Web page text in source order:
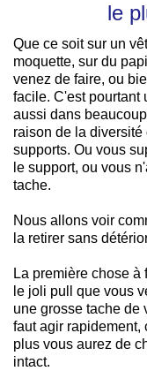
le
Que ce soit sur un
moquette, sur du
venez de faire, ou
facile. C'est pourtant
aussi dans
raison de la
supports. Ou vous
le support, ou vous
tache.
Nous allons voir
la retirer sans
La première chose à
le joli pull que vous
une grosse tache de
faut agir rapidement,
plus vous aurez de
intact.